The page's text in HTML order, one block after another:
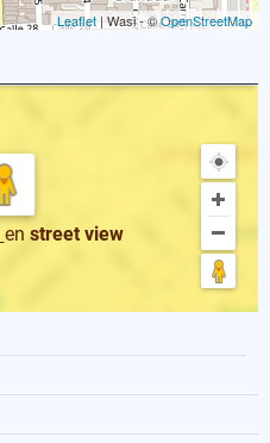
Leaflet | Wasi - ©OpenStreetMap
en street view